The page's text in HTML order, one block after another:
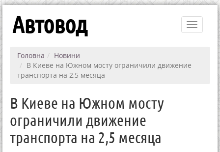
Toggle
Автовод
Головна
Новини
В Киеве на Южном мосту ограничили движение
транспорта на 2,5 месяца
В Киеве на Южном мосту
ограничили движение
транспорта на 2,5 месяца